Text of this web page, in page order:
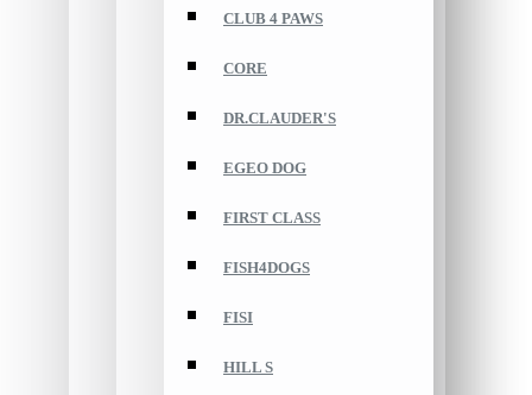
CLUB 4 PAWS
CORE
DR.CLAUDER'S
EGEO DOG
FIRST CLASS
FISH4DOGS
FISI
HILL S